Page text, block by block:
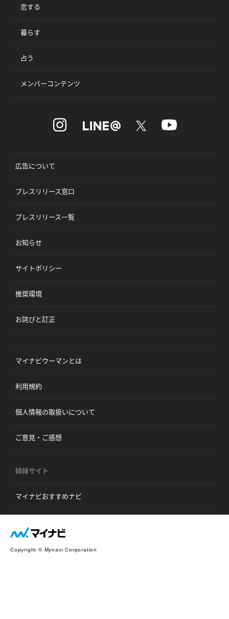
恋する
暮らす
占う
メンバーコンテンツ
広告について
プレスリリース窓口
プレスリリース一覧
お知らせ
サイトポリシー
推奨環境
お詫びと訂正
マイナビウーマンとは
利用規約
個人情報の取扱いについて
ご意見・ご感想
姉妹サイト
マイナビおすすめナビ
Copyright © Mynavi Corporation